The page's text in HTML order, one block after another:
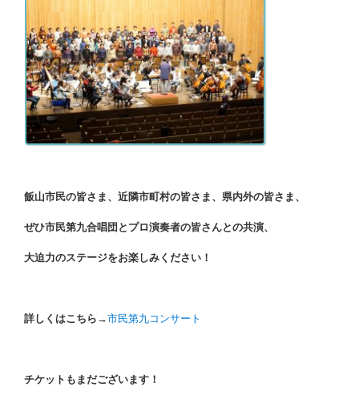
飯山市民の皆さま、近隣市町村の皆さま、県内外の皆さま、
ぜひ市民第九合唱団とプロ演奏者の皆さんとの共演、
大迫力のステージをお楽しみください！
詳しくはこちら→市民第九コンサート
チケットもまだございます！